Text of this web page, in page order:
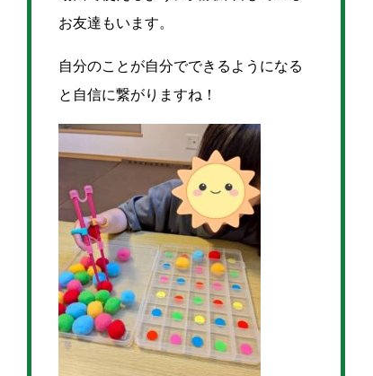
お友達もいます。
自分のことが自分でできるようになる
と自信に繋がりますね！